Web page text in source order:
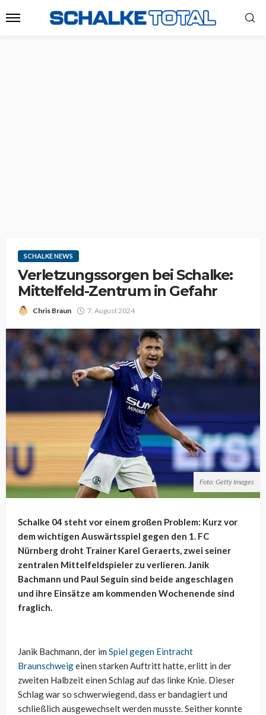
SCHALKE NEWS
Verletzungssorgen bei Schalke:
Mittelfeld-Zentrum in Gefahr
Chris Braun 7. August 2024
Foto: Getty Images
Schalke 04 steht vor einem großen Problem: Kurz vor
dem wichtigen Auswärtsspiel gegen den 1. FC
Nürnberg droht Trainer Karel Geraerts, zwei seiner
zentralen Mittelfeldspieler zu verlieren. Janik
Bachmann und Paul Seguin sind beide angeschlagen
und ihre Einsätze am kommenden Wochenende sind
fraglich.
Janik Bachmann, der im Spiel gegen Eintracht
Braunschweigeinen starken Auftritt hatte, erlitt in der
zweiten Halbzeit einen Schlag auf das linke Knie. Dieser
Schlag war so schwerwiegend, dass er bandagiert und
schließlich ausgewechselt werden musste. Seither konnte